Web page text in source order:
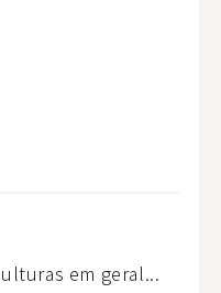
em geral...